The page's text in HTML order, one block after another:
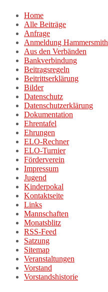
Zum
Inhalt
springen
Home
Alle Beiträge
Anfrage
Anmeldung Hammersmith
Aus den Verbänden
Bankverbindung
Beitragsregeln
Beitrittserklärung
Bilder
Datenschutz
Datenschutzerklärung
Dokumentation
Ehrentafel
Ehrungen
ELO-Rechner
ELO-Turnier
Förderverein
Impressum
Jugend
Kinderpokal
Kontaktseite
Links
Mannschaften
Monatsblitz
RSS-Feed
Satzung
Sitemap
Veranstaltungen
Vorstand
Vorstandshistorie